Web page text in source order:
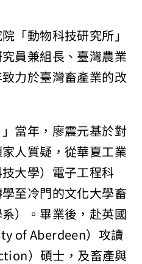
「動物科技研究所」
員兼組長、臺灣農業
力於臺灣畜產業的改
當年，廖震元基於對
人質疑，從華夏工業
大學）電子工程科
至冷門的文化大學畜
）。畢業後，赴英國
of Aberdeen）攻讀
）碩士，及畜產與